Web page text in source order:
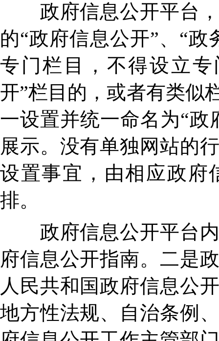
政府信息公开平台，
的“政府信息公开”、“
专门栏目，不得设立
开”栏目的，或者有类似
一设置并统一命名为“
展示。没有单独网站的
设置事宜，由相应政府
排。
政府信息公开平台内
府信息公开指南。二是
人民共和国政府信息公
地方性法规、自治条例